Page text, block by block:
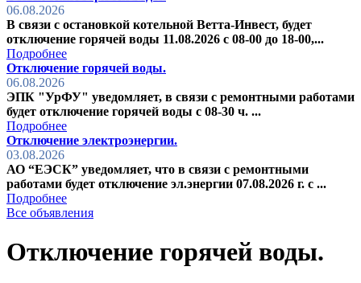
06.08.2026
В связи с остановкой котельной Ветта-Инвест, будет
отключение горячей воды 11.08.2026 с 08-00 до 18-00,...
Подробнее
Отключение горячей воды.
06.08.2026
ЭПК "УрФУ" уведомляет, в связи с ремонтными работами
будет отключение горячей воды с 08-30 ч. ...
Подробнее
Отключение электроэнергии.
03.08.2026
АО “ЕЭСК” уведомляет, что в связи с ремонтными
работами будет отключение эл.энергии 07.08.2026 г. с ...
Подробнее
Все объявления
Отключение горячей воды.